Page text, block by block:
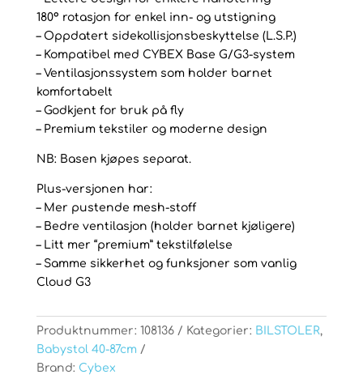
180° rotasjon for enkel inn- og utstigning
– Oppdatert sidekollisjonsbeskyttelse (L.S.P.)
– Kompatibel med CYBEX Base G/G3-system
– Ventilasjonssystem som holder barnet
komfortabelt
– Godkjent for bruk på fly
– Premium tekstiler og moderne design
NB: Basen kjøpes separat.
Plus-versjonen har:
– Mer pustende mesh-stoff
– Bedre ventilasjon (holder barnet kjøligere)
– Litt mer “premium” tekstilfølelse
– Samme sikkerhet og funksjoner som vanlig
Cloud G3
Produktnummer: 108136 Kategorier: BILSTOLER,
Babystol 40-87cm
Brand: Cybex